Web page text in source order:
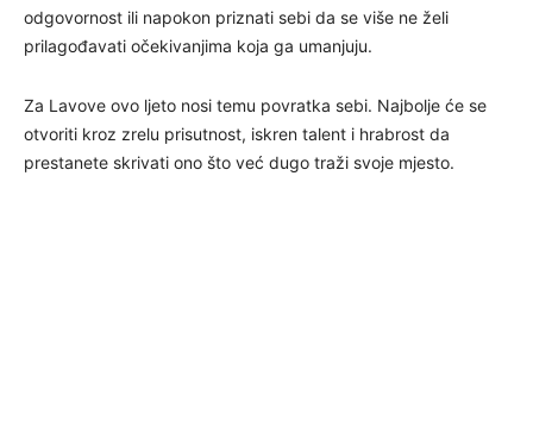
odgovornost ili napokon priznati sebi da se više ne želi
prilagođavati očekivanjima koja ga umanjuju.
Za Lavove ovo ljeto nosi temu povratka sebi. Najbolje će se
otvoriti kroz zrelu prisutnost, iskren talent i hrabrost da
prestanete skrivati ono što već dugo traži svoje mjesto.